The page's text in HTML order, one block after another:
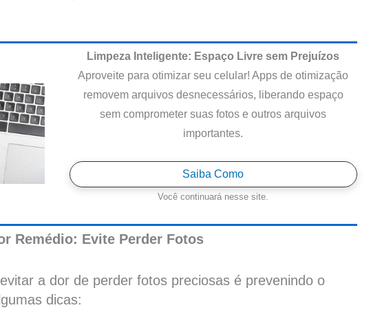
Limpeza Inteligente: Espaço Livre sem Prejuízos
Aproveite para otimizar seu celular! Apps de otimização
removem arquivos desnecessários, liberando espaço
sem comprometer suas fotos e outros arquivos
importantes.
Saiba Como
Você continuará nesse site.
Remédio: Evite Perder Fotos
a dor de perder fotos preciosas é prevenindo o
dicas: